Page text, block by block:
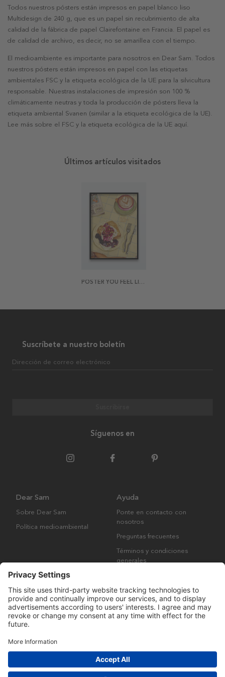
Todos nuestros pósters están impresos en papel blanco liso
Multidesign de 240 g, que es un papel sin recubrimiento de alta
calidad de la fábrica de papel Clairefontaine en Francia. El papel es
de calidad de archivo, es decir, no se amarillea con el tiempo.
El medioambiente es importante para nosotros en Dear Sam. Todos
nuestros pósters están impresos en papel con las etiquetas
ambientales FSC y la etiqueta ecológica de la UE para la silvicultura
responsable. Nuestras instalaciones de impresión son 100 %
climáticamente neutras y toda la producción de pósters lleva la
etiqueta ambiental Svanen (similar a la etiqueta ecológica de la UE).
Lee más sobre el FSC y la etiqueta ecológica de la UE aquí.
Últimos artículos visitados
POSTER YOU FEEL LIKE SUNDAY BRUNCH
Suscríbete a nuestro boletín
Dirección de correo electrónico
Síguenos en
Dear Sam
Sobre Dear Sam
Política medioambiental
Ayuda
Ponte en contacto con
nosotros
Preguntas frecuentes
Términos y condiciones
generales
Derechos de autor © Many Brands AB 2023. Todos los derechos